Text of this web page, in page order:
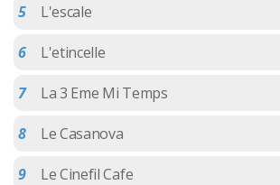
5 L'escale
6 L'etincelle
7 La 3 Eme Mi Temps
8 Le Casanova
9 Le Cinefil Cafe